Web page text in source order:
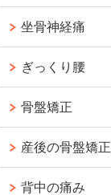
坐骨神経痛
ぎっくり腰
骨盤矯正
産後の骨盤矯正
背中の痛み